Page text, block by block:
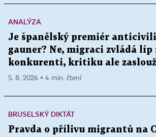
ANALÝZA
Je španělský premiér
gauner? Ne, migraci zvládá líp
konkurenti, kritiku ale
5. 8. 2026 ▪ 4 min. čtení
BRUSELSKÝ DIKTÁT
Pravda o přílivu migrantů na